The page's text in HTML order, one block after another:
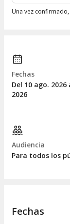
Una vez
Fechas
Del 10 ago. 2026
2026
Audiencia
Para todos los
Fechas